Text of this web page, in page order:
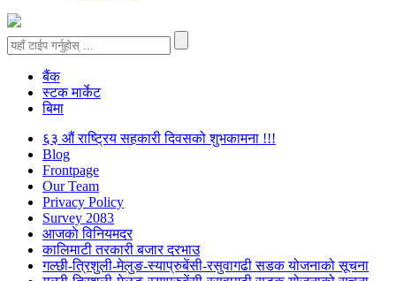
बैंक
स्टक मार्केट
बिमा
६३ औं राष्ट्रिय सहकारी दिवसको शुभकामना !!!
Blog
Frontpage
Our Team
Privacy Policy
Survey 2083
आजकाे विनियमदर
कालिमाटी तरकारी बजार दरभाउ
गल्छी-त्रिशुली-मेलुङ-स्याप्रुबेंसी-रसुवागढी सडक योजनाको सूचना